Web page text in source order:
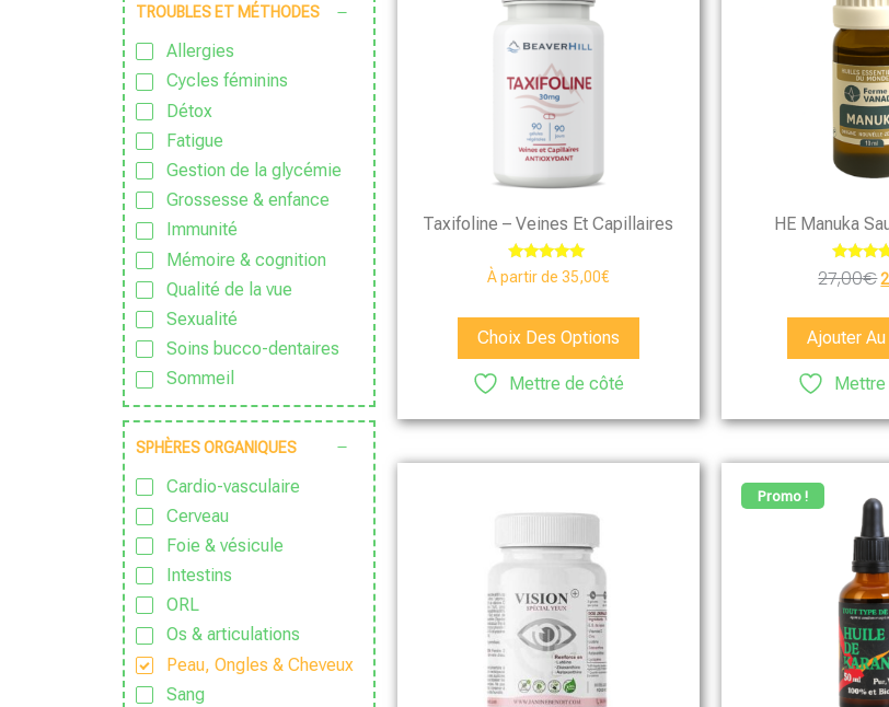
PDF
Sans Additif
Sans Alcool
Sans colorant
Sans Conservateur
Sans Excipient
Sans Gluten
Sans huile de palme
Sans huile essentielle
Sans lactose
Sans nanoparticules
Sans OGM
Sans parfum
Sans Pesticide
Sans sucre ajouté
Traditionnel
Vegan
Végétarien
Zéro déchet
TROUBLES ET MÉTHODES
Allergies
Cycles féminins
Détox
Fatigue
Gestion de la glycémie
Grossesse & enfance
Immunité
Mémoire & cognition
Qualité de la vue
Sexualité
Soins bucco-dentaires
Sommeil
Sport & Vitalité
Stress
SPHÈRES ORGANIQUES
Cardio-vasculaire
Cerveau
Foie & vésicule
Intestins
ORL
Os & articulations
Peau, Ongles & Cheveux
Sang
Taxifoline – Veines Et Capillaires
Note
5.00
À partir de 35,00€
Choix Des Options
Mettre de côté
HE Manuka
Note
4.33
27,00€
Ajouter
Promo !